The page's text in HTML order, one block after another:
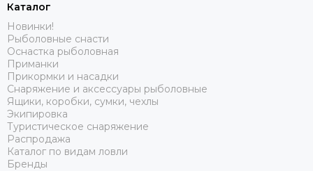
Каталог
Новинки!
Рыболовные снасти
Оснастка рыболовная
Приманки
Прикормки и насадки
Снаряжение и аксессуары рыболовные
Ящики, коробки, сумки, чехлы
Экипировка
Туристическое снаряжение
Распродажа
Каталог по видам ловли
Бренды